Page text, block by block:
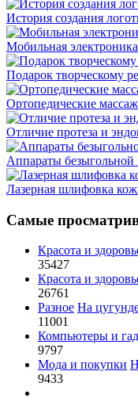
История создания
Мобильная
Подарок творческому
Ортопедические
Отличие протеза и
Аппараты безыгольной
Лазерная шлифовка
Самые
Красота и
35427
Красота и
26761
Разное На
11001
Компьютеры и
9797
Мода и покупки
9433